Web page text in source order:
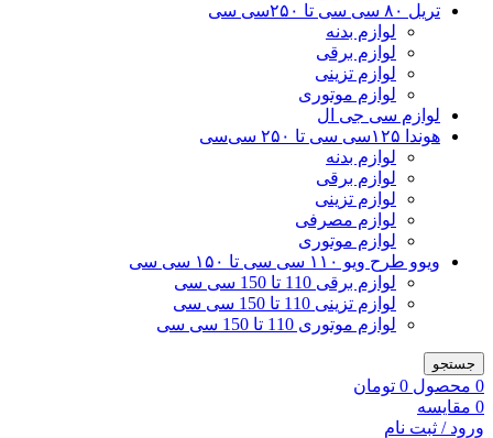
تریل ۸۰ سی سی تا ۲۵۰سی سی
لوازم بدنه
لوازم برقی
لوازم تزینی
لوازم موتوری
لوازم سی جی ال
هوندا ۱۲۵سی سی تا ۲۵۰ سی‌سی
لوازم بدنه
لوازم برقی
لوازم تزینی
لوازم مصرفی
لوازم موتوری
ویوو طرح ویو ۱۱۰ سی سی تا ۱۵۰ سی سی
لوازم برقی 110 تا 150 سی سی
لوازم تزینی 110 تا 150 سی سی
لوازم موتوری 110 تا 150 سی سی
جستجو
0 محصول 0 تومان
0 مقایسه
ورود / ثبت نام